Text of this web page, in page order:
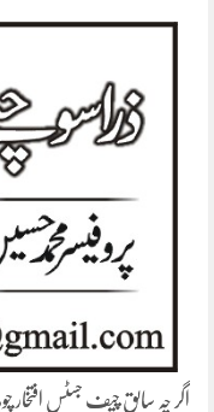
اگر چہ سابق چیف جسٹس افتخار